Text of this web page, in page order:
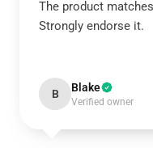
The product
Strongly endorse it.
B Blake
Verified owner